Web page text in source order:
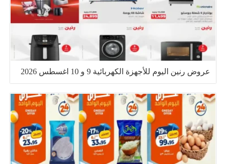
عروض رنين اليوم للأجهزة الكهربائية 9 و 10 اغسطس 2026